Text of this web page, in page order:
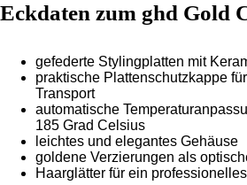
Eckdaten zum ghd Gold
gefederte Stylingplatten mit
praktische Plattenschutzkappe
Transport
automatische
185 Grad Celsius
leichtes und elegantes Gehäuse
goldene Verzierungen als
Haarglätter für ein